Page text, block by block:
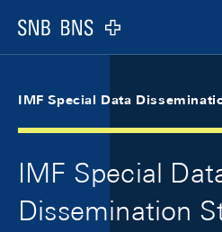
Logo
IMF Special Data
IMF Special
Dissemination